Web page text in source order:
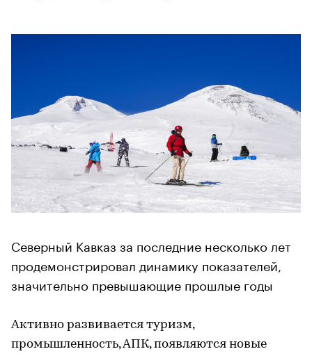
Северный Кавказ за последние несколько лет
продемонстрировал динамику показателей,
значительно превышающие прошлые годы
Активно развивается туризм,
промышленность, АПК, появляются новые